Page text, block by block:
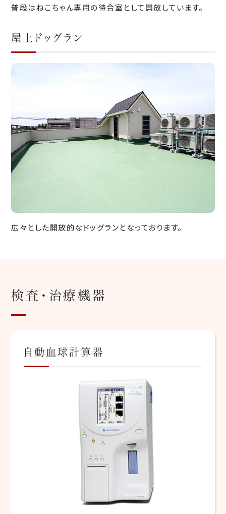
普段はねこちゃん専用の待合室として開放しています。
屋上ドッグラン
広々とした開放的なドッグランとなっております。
検査・治療機器
自動血球計算器